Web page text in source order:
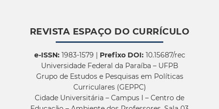
REVISTA ESPAÇO DO CURRÍCULO
e-ISSN:1983-1579 | Prefixo DOI:10.15687/rec
Universidade Federal da Paraíba – UFPB
Grupo de Estudos e Pesquisas em Políticas
Curriculares (GEPPC)
Cidade Universitária – Campus I – Centro de